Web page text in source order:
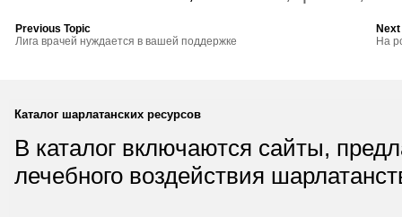
Previous Topic
Лига врачей нуждается в вашей поддержке
На
Каталог шарлатанских ресурсов
В каталог включаются сайты,
лечебного воздействия